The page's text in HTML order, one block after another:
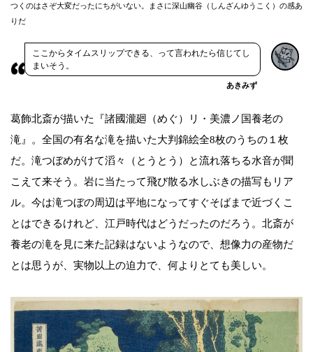
つくのはさぞ大変だったにちがいない。まさに深山幽谷（しんざんゆうこく）の感あ
りだ
ここからタイムスリップできる、って言われたら信じてし
まいそう。
あきみず
葛飾北斎が描いた『諸國瀧廻（めぐ）リ・美濃ノ国養老の
滝』。全国の有名な滝を描いた大判錦絵全8枚のうちの１枚
だ。滝つぼめがけて滔々（とうとう）と流れ落ちる水音が聞
こえて来そう。岩に当たって飛び散る水しぶきの描写もリア
ル。今は滝つぼの周辺は平地になってすぐそばまで近づくこ
とはできるけれど、江戸時代はどうだったのだろう。北斎が
養老の滝を見に来た記録はないようなので、想像力の産物だ
とは思うが、実物以上の迫力で、何よりとても美しい。